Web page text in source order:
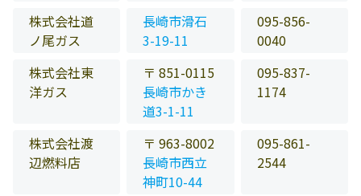
株式会社道
ノ尾ガス
長崎市滑石
3-19-11
095-856-
0040
株式会社東
洋ガス
〒 851-0115
長崎市かき
道3-1-11
095-837-
1174
株式会社渡
辺燃料店
〒 963-8002
長崎市西立
神町10-44
095-861-
2544